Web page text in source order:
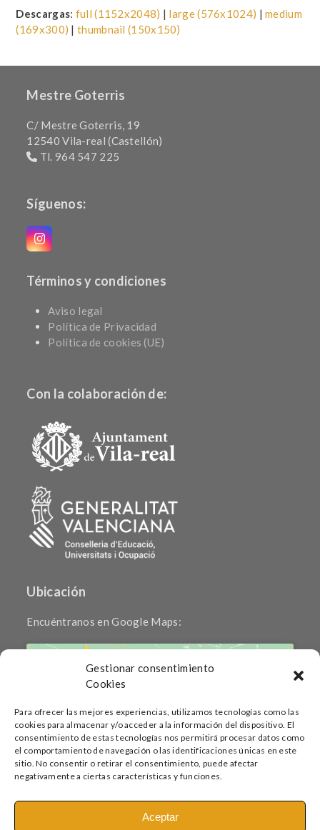
Gestionar consentimiento
Cookies
Para ofrecer las mejores experiencias, utilizamos tecnologías como las
cookies para almacenar y/o acceder a la información del dispositivo. El
consentimiento de estas tecnologías nos permitirá procesar datos como
el comportamiento de navegación o las identificaciones únicas en este
sitio. No consentir o retirar el consentimiento, puede afectar
negativamente a ciertas características y funciones.
Aceptar
Descargas: full (1152x2048) | large (576x1024) |medium
(169x300) |thumbnail (150x150)
Mestre Goterris
C/ Mestre Goterris, 19
12540 Vila-real (Castellón)
Tl. 964 547 225
Síguenos:
Instagram
Términos y condiciones
Aviso legal
Política de Privacidad
Política de cookies (UE)
Con la colaboración de:
Ubicación
Encuéntranos en Google Maps:
Haz clic para aceptar cookies de marketing
y permitir este contenido